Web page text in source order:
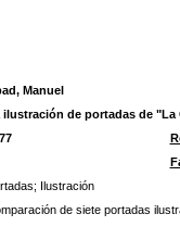
Manuel
ilustración de portadas de "La
; Ilustración
de siete portadas